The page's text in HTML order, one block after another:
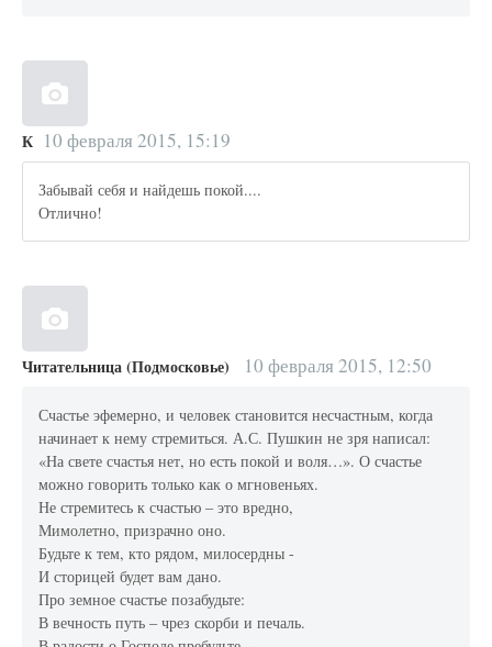
К 10 февраля 2015, 15:19
Забывай себя и найдешь покой....
Отлично!
Читательница (Подмосковье) 10 февраля 2015, 12:50
Счастье эфемерно, и человек становится несчастным, когда
начинает к нему стремиться. А.С. Пушкин не зря написал:
«На свете счастья нет, но есть покой и воля…». О счастье
можно говорить только как о мгновеньях.
Не стремитесь к счастью – это вредно,
Мимолетно, призрачно оно.
Будьте к тем, кто рядом, милосердны -
И сторицей будет вам дано.
Про земное счастье позабудьте:
В вечность путь – чрез скорби и печаль.